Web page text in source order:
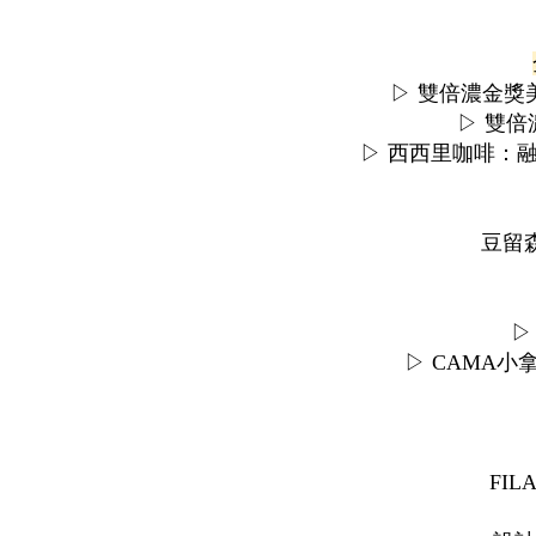
▷ 雙倍濃金獎
▷ 雙倍
▷ 西西里咖啡：
豆留
▷
▷ CAMA小